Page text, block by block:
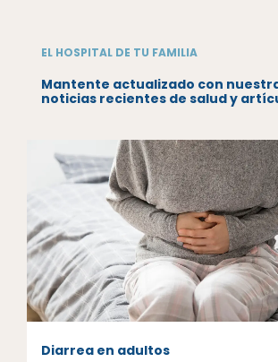
EL HOSPITAL DE TU FAMILIA
Mantente actualizado con
noticias recientes de salud y
Diarrea en adultos